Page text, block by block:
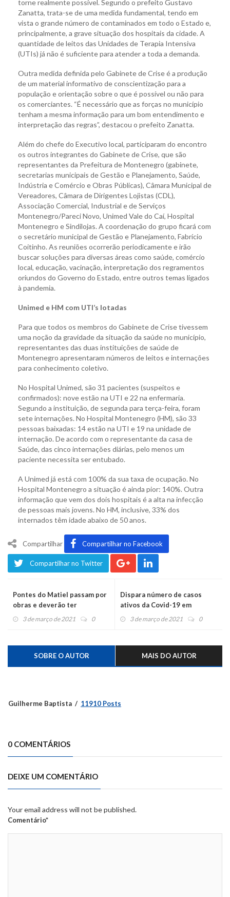
torne realmente possível. Segundo o prefeito Gustavo
Zanatta, trata-se de uma medida fundamental, tendo em
vista o grande número de contaminados em todo o Estado e,
principalmente, a grave situação dos hospitais da cidade. A
quantidade de leitos das Unidades de Terapia Intensiva
(UTIs) já não é suficiente para atender a toda a demanda.
Outra medida definida pelo Gabinete de Crise é a produção
de um material informativo de conscientização para a
população e orientação sobre o que é possível ou não para
os comerciantes. “É necessário que as forças no município
tenham a mesma informação para um bom entendimento e
interpretação das regras”, destacou o prefeito Zanatta.
Além do chefe do Executivo local, participaram do encontro
os outros integrantes do Gabinete de Crise, que são
representantes da Prefeitura de Montenegro (gabinete,
secretarias municipais de Gestão e Planejamento, Saúde,
Indústria e Comércio e Obras Públicas), Câmara Municipal de
Vereadores, Câmara de Dirigentes Lojistas (CDL),
Associação Comercial, Industrial e de Serviços
Montenegro/Pareci Novo, Unimed Vale do Caí, Hospital
Montenegro e Sindilojas. A coordenação do grupo ficará com
o secretário municipal de Gestão e Planejamento, Fabrício
Coitinho. As reuniões ocorrerão periodicamente e irão
buscar soluções para diversas áreas como saúde, comércio
local, educação, vacinação, interpretação dos regramentos
oriundos do Governo do Estado, entre outros temas ligados
à pandemia.
Unimed e HM com UTI’s lotadas
Para que todos os membros do Gabinete de Crise tivessem
uma noção da gravidade da situação da saúde no município,
representantes das duas instituições de saúde de
Montenegro apresentaram números de leitos e internações
para conhecimento coletivo.
No Hospital Unimed, são 31 pacientes (suspeitos e
confirmados): nove estão na UTI e 22 na enfermaria.
Segundo a instituição, de segunda para terça-feira, foram
sete internações. No Hospital Montenegro (HM), são 33
pessoas baixadas: 14 estão na UTI e 19 na unidade de
internação. De acordo com o representante da casa de
Saúde, das cinco internações diárias, pelo menos um
paciente necessita ser entubado.
A Unimed já está com 100% da sua taxa de ocupação. No
Hospital Montenegro a situação é ainda pior: 140%. Outra
informação que vem dos dois hospitais é a alta na infecção
de pessoas mais jovens. No HM, inclusive, 33% dos
internados têm idade abaixo de 50 anos.
Compartilhar Compartilhar no Facebook
Compartilhar no Twitter
Pontes do Matiel passam por
obras e deverão ter
interrupções no trânsito
3 de março de 2021 0
Dispara número de casos
ativos da Covid-19 em
Salvador do Sul
3 de março de 2021 0
SOBRE O AUTOR MAIS DO AUTOR
Guilherme Baptista 11910 Posts
0 COMENTÁRIOS
DEIXE UM COMENTÁRIO
Your email address will not be published.
Comentário*